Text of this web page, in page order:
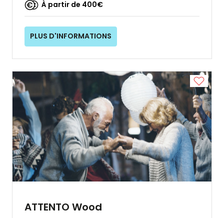
À partir de 400€
PLUS D'INFORMATIONS
ATTENTO Wood